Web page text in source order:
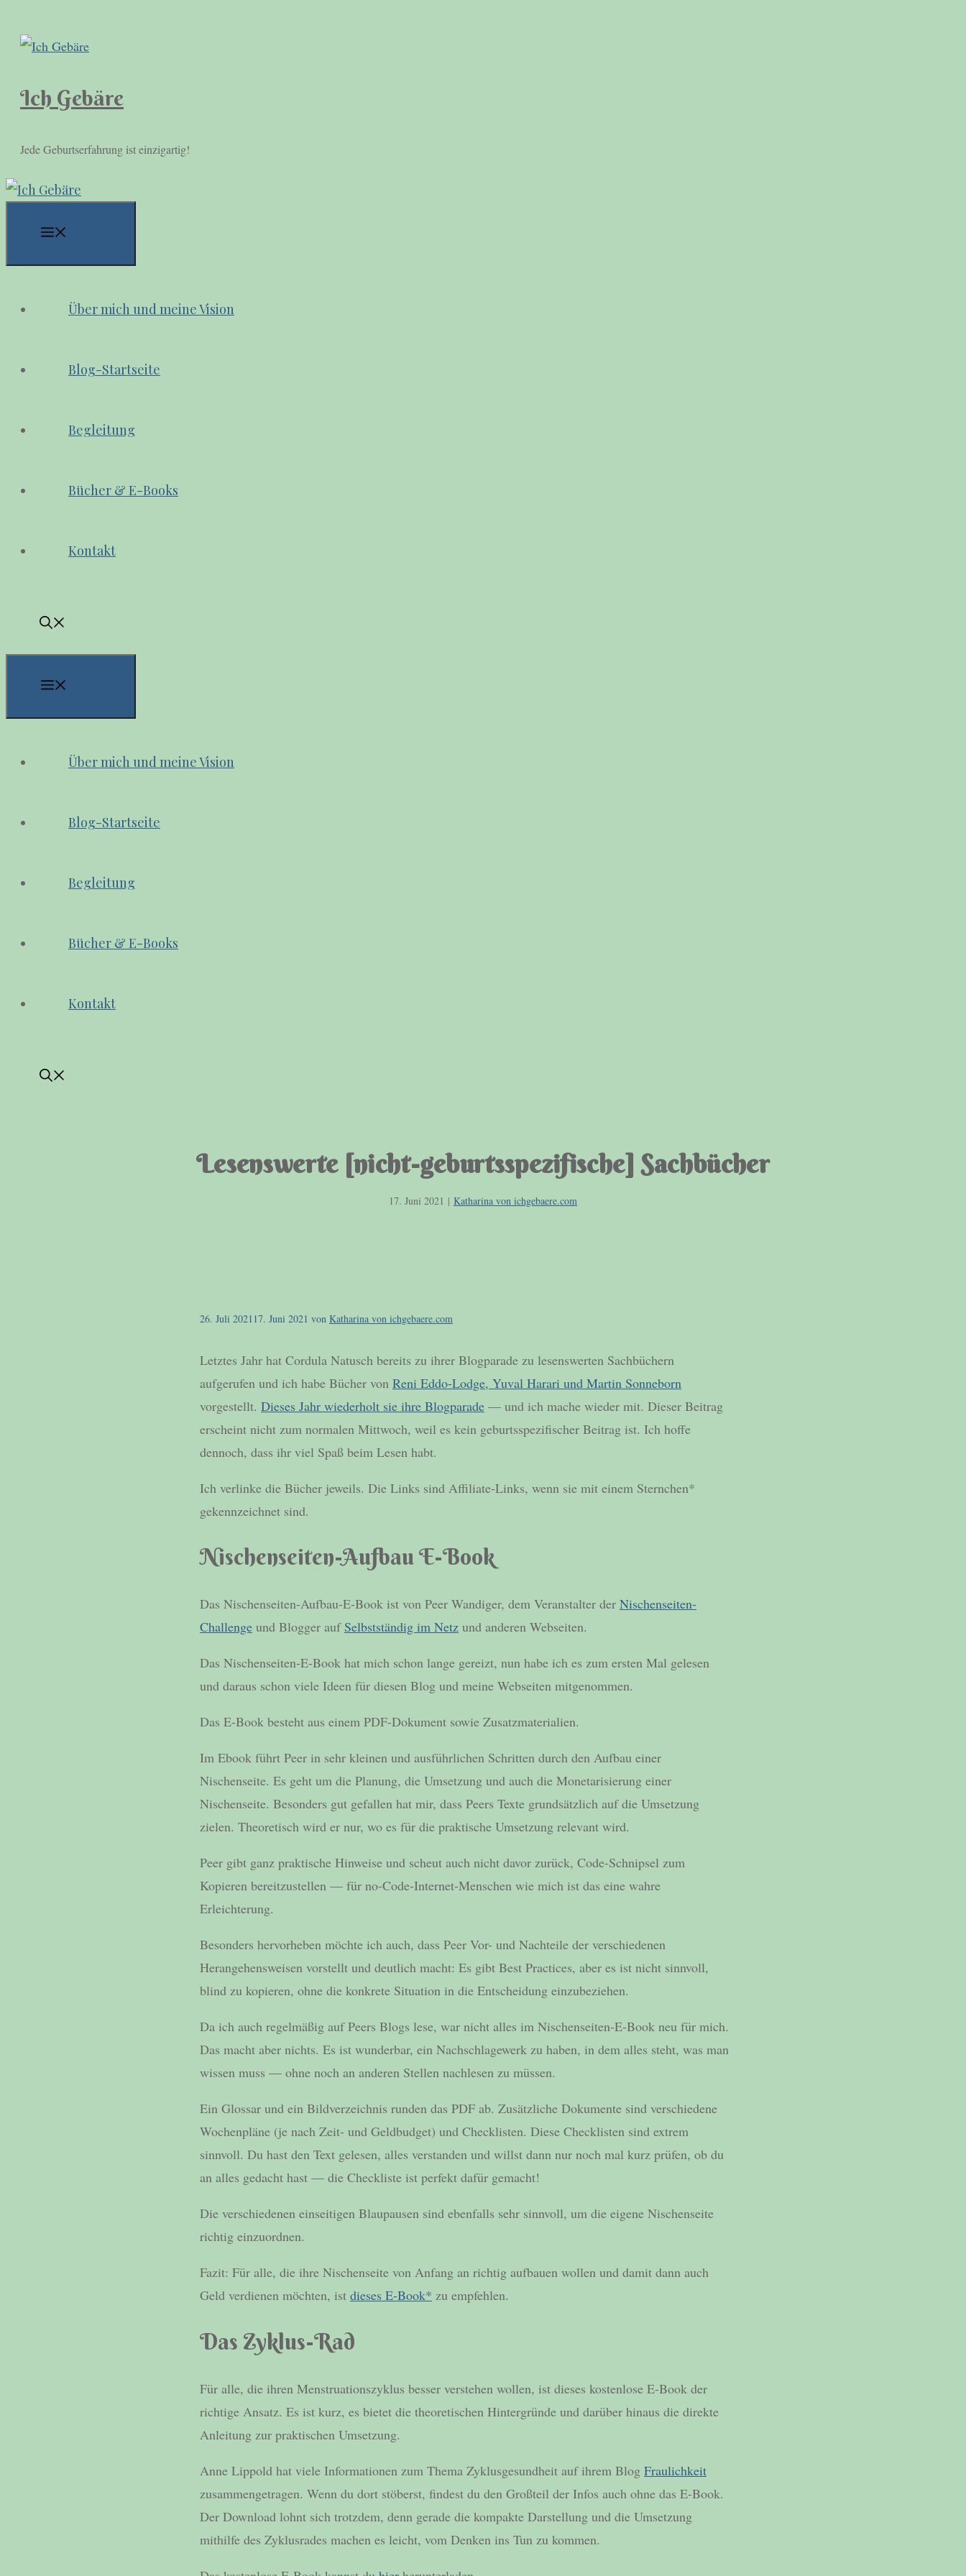
Inhalt
Ich Gebäre
Jede Geburtserfahrung ist einzigartig!
Über mich und meine Vision
Blog-Startseite
Begleitung
Bücher & E-Books
Kontakt
Über mich und meine Vision
Blog-Startseite
Begleitung
Bücher & E-Books
Kontakt
Lesenswerte [nicht-geburtsspezifische] Sachbücher
17. Juni 2021 | Katharina von ichgebaere.com
26. Juli 2021 17. Juni 2021 von Katharina von ichgebaere.com
Letztes Jahr hat Cordula Natusch bereits zu ihrer Blogparade zu lesenswerten Sachbüchern
aufgerufen und ich habe Bücher von Reni Eddo-Lodge, Yuval Harari und Martin Sonneborn
vorgestellt. Dieses Jahr wiederholt sie ihre Blogparade — und ich mache wieder mit. Dieser Beitrag
erscheint nicht zum normalen Mittwoch, weil es kein geburtsspezifischer Beitrag ist. Ich hoffe
dennoch, dass ihr viel Spaß beim Lesen habt.
Ich verlinke die Bücher jeweils. Die Links sind Affiliate-Links, wenn sie mit einem Sternchen*
gekennzeichnet sind.
Nischenseiten-Aufbau E-Book
Das Nischenseiten-Aufbau-E-Book ist von Peer Wandiger, dem Veranstalter der Nischenseiten-
Challenge und Blogger auf Selbstständig im Netz und anderen Webseiten.
Das Nischenseiten-E-Book hat mich schon lange gereizt, nun habe ich es zum ersten Mal gelesen
und daraus schon viele Ideen für diesen Blog und meine Webseiten mitgenommen.
Das E-Book besteht aus einem PDF-Dokument sowie Zusatzmaterialien.
Im Ebook führt Peer in sehr kleinen und ausführlichen Schritten durch den Aufbau einer
Nischenseite. Es geht um die Planung, die Umsetzung und auch die Monetarisierung einer
Nischenseite. Besonders gut gefallen hat mir, dass Peers Texte grundsätzlich auf die Umsetzung
zielen. Theoretisch wird er nur, wo es für die praktische Umsetzung relevant wird.
Peer gibt ganz praktische Hinweise und scheut auch nicht davor zurück, Code-Schnipsel zum
Kopieren bereitzustellen — für no-Code-Internet-Menschen wie mich ist das eine wahre
Erleichterung.
Besonders hervorheben möchte ich auch, dass Peer Vor- und Nachteile der verschiedenen
Herangehensweisen vorstellt und deutlich macht: Es gibt Best Practices, aber es ist nicht sinnvoll,
blind zu kopieren, ohne die konkrete Situation in die Entscheidung einzubeziehen.
Da ich auch regelmäßig auf Peers Blogs lese, war nicht alles im Nischenseiten-E-Book neu für mich.
Das macht aber nichts. Es ist wunderbar, ein Nachschlagewerk zu haben, in dem alles steht, was man
wissen muss — ohne noch an anderen Stellen nachlesen zu müssen.
Ein Glossar und ein Bildverzeichnis runden das PDF ab. Zusätzliche Dokumente sind verschiedene
Wochenpläne (je nach Zeit- und Geldbudget) und Checklisten. Diese Checklisten sind extrem
sinnvoll. Du hast den Text gelesen, alles verstanden und willst dann nur noch mal kurz prüfen, ob du
an alles gedacht hast — die Checkliste ist perfekt dafür gemacht!
Die verschiedenen einseitigen Blaupausen sind ebenfalls sehr sinnvoll, um die eigene Nischenseite
richtig einzuordnen.
Fazit: Für alle, die ihre Nischenseite von Anfang an richtig aufbauen wollen und damit dann auch
Geld verdienen möchten, ist dieses E-Book* zu empfehlen.
Das Zyklus-Rad
Für alle, die ihren Menstruationszyklus besser verstehen wollen, ist dieses kostenlose E-Book der
richtige Ansatz. Es ist kurz, es bietet die theoretischen Hintergründe und darüber hinaus die direkte
Anleitung zur praktischen Umsetzung.
Anne Lippold hat viele Informationen zum Thema Zyklusgesundheit auf ihrem Blog Fraulichkeit
zusammengetragen. Wenn du dort stöberst, findest du den Großteil der Infos auch ohne das E-Book.
Der Download lohnt sich trotzdem, denn gerade die kompakte Darstellung und die Umsetzung
mithilfe des Zyklusrades machen es leicht, vom Denken ins Tun zu kommen.